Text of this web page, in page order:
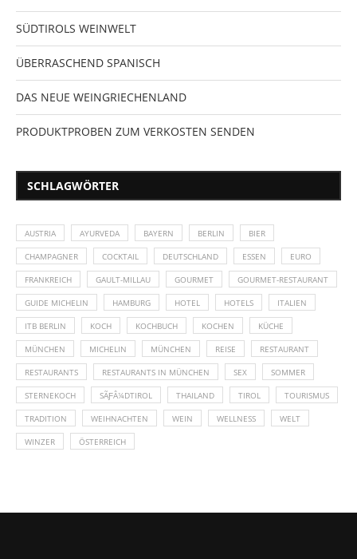
SÜDTIROLS WEINWELT
ÜBERRASCHEND SPANISCH
DAS NEUE WEINGRIECHENLAND
PRODUKTPROBEN ZUM VERKOSTEN SENDEN
SCHLAGWÖRTER
AUSTRIA AYURVEDA BAYERN BERLIN BIER
CHAMPAGNER COCKTAIL DEUTSCHLAND ESSEN EURO
FRANKREICH GAULT-MILLAU GOURMET GOURMET-RESTAURANT
GUIDE MICHELIN HAMBURG HOTEL HOTELS ITALIEN
ITB BERLIN KOCH KOCHBUCH KOCHEN KÜCHE
MÜNCHEN MICHELIN MÜNCHEN REISE RESTAURANT
RESTAURANTS RESTAURANTS IN MÜNCHEN SEX SOMMER
STERNEKOCH SÃƑÂ¼DTIROL THAILAND TIROL TOURISMUS
TRADITION WEIHNACHTEN WEIN WELLNESS WELT
WINZER ÖSTERREICH